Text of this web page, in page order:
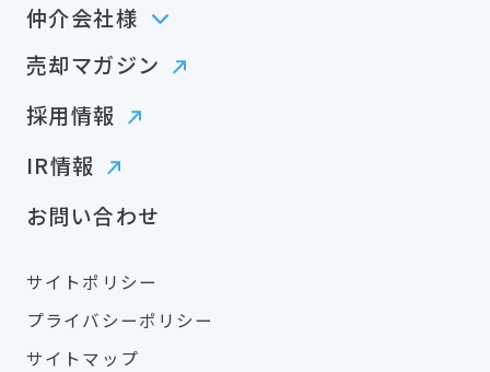
仲介会社様
売却マガジン
採用情報
IR情報
お問い合わせ
サイトポリシー
プライバシーポリシー
サイトマップ